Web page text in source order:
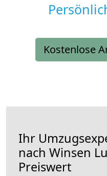
Kostenlose
Ihr
nach Winsen
Preiswert